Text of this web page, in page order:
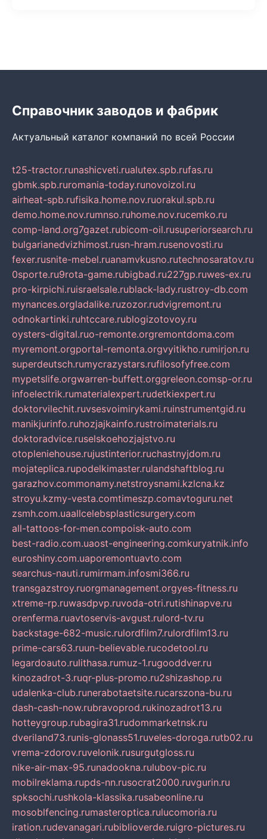
Справочник заводов и фабрик
Актуальный каталог компаний по всей России
t25-tractor.runashicveti.rualutex.spb.rufas.ru
gbmk.spb.ruromania-today.runovoizol.ru
airheat-spb.rufisika.home.nov.ruorakul.spb.ru
demo.home.nov.rumnso.ruhome.nov.rucemko.ru
comp-land.org7gazet.rubicom-oil.rusuperiorsearch.ru
bulgarianedvizhimost.rusn-hram.rusenovosti.ru
fexer.rusnite-mebel.ruanamvkusno.rutechnosaratov.ru
0sporte.ru9rota-game.rubigbad.ru227gp.ruwes-ex.ru
pro-kirpichi.ruisraelsale.rublack-lady.rustroy-db.com
mynances.orgladalike.ruzozor.rudvigremont.ru
odnokartinki.ruhtccare.rublogizotovoy.ru
oysters-digital.ruo-remonte.orgremontdoma.com
myremont.orgportal-remonta.orgvyitikho.rumirjon.ru
superdeutsch.rumycrazystars.rufilosofyfree.com
mypetslife.orgwarren-buffett.orggreleon.comsp-or.ru
infoelectrik.rumaterialexpert.rudetkiexpert.ru
doktorvilechit.ruvsesvoimirykami.ruinstrumentgid.ru
manikjurinfo.ruhozjajkainfo.rustroimaterials.ru
doktoradvice.ruselskoehozjajstvo.ru
otopleniehouse.rujustinterior.ruchastnyjdom.ru
mojateplica.rupodelkimaster.rulandshaftblog.ru
garazhov.commonamy.netstroysnami.kzlcna.kz
stroyu.kzmy-vesta.comtimeszp.comavtoguru.net
zsmh.com.uaallcelebsplasticsurgery.com
all-tattoos-for-men.compoisk-auto.com
best-radio.com.uaost-engineering.comkuryatnik.info
euroshiny.com.uaporemontuavto.com
searchus-nauti.rumirmam.infosmi366.ru
transgazstroy.ruorgmanagement.orgyes-fitness.ru
xtreme-rp.ruwasdpvp.ruvoda-otri.rutishinapve.ru
orenferma.ruavtoservis-avgust.rulord-tv.ru
backstage-682-music.rulordfilm7.rulordfilm13.ru
prime-cars63.ruun-believable.rucodetool.ru
legardoauto.rulithasa.rumuz-1.rugooddver.ru
kinozadrot-3.ruqr-plus-promo.ru2shizashop.ru
udalenka-club.runerabotaetsite.rucarszona-bu.ru
dash-cash-now.rubravoprod.rukinozadrot13.ru
hotteygroup.rubagira31.rudommarketnsk.ru
dveriland73.runis-glonass51.ruveles-doroga.rutb02.ru
vrema-zdorov.ruvelonik.rusurgutgloss.ru
nike-air-max-95.runadookna.rulubov-pic.ru
mobilreklama.rupds-nn.rusocrat2000.ruvgurin.ru
spksochi.rushkola-klassika.rusabeonline.ru
mosoblfencing.rumasteroptica.rulucomoria.ru
iration.rudevanagari.rubiblioverde.ruigro-pictures.ru